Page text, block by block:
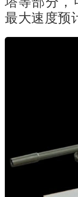
最大速度预